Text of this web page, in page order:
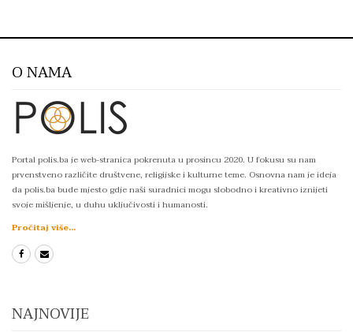
O NAMA
Portal polis.ba je web-stranica pokrenuta u prosincu 2020. U fokusu su nam
prvenstveno različite društvene, religijske i kulturne teme. Osnovna nam je ideja
da polis.ba bude mjesto gdje naši suradnici mogu slobodno i kreativno iznijeti
svoje mišljenje, u duhu uključivosti i humanosti.
Pročitaj više...
NAJNOVIJE